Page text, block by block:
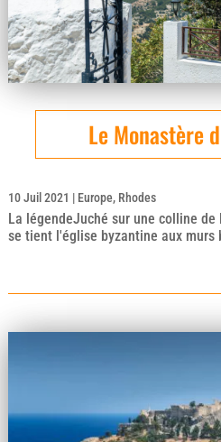
Le Monastère
10 Juil 2021 | Europe, Rhodes
La légendeJuché sur une colline
se tient l'église byzantine aux murs